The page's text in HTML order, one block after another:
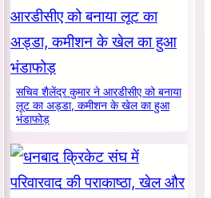
सचिव शैलेंद्र कुमार ने आरडीसीए को बनाया
लूट का अड्डा, कमीशन के खेल का हुआ
भंडाफोड़